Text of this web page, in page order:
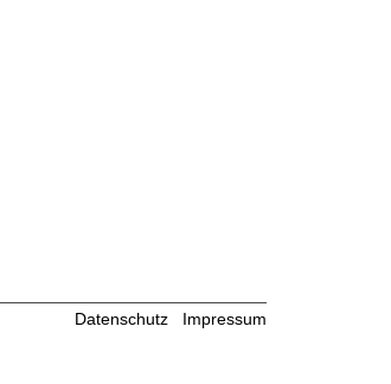
Datenschutz Impressum